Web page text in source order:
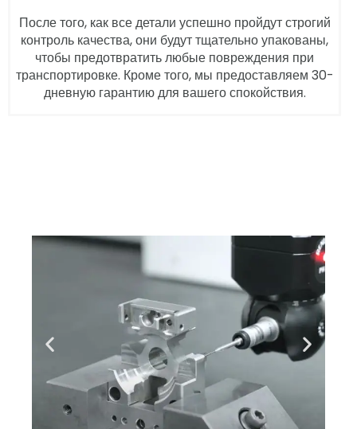
После того, как все детали успешно пройдут строгий
контроль качества, они будут тщательно упакованы,
чтобы предотвратить любые повреждения при
транспортировке. Кроме того, мы предоставляем 30-
дневную гарантию для вашего спокойствия.